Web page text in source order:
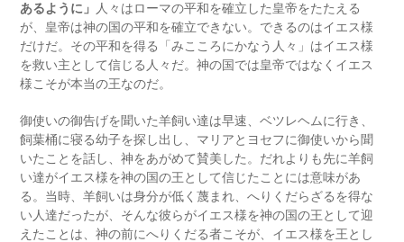
あるように」
人々はローマの平和を確立した皇帝をたたえる
が、皇帝は神の国の平和を確立できない。できるのはイエス様
だけだ。その平和を得る「みこころにかなう人々」はイエス様
を救い主として信じる人々だ。神の国では皇帝ではなくイエス
様こそが本当の王なのだ。
御使いの御告げを聞いた羊飼い達は早速、ベツレヘムに行き、
飼葉桶に寝る幼子を探し出し、マリアとヨセフに御使いから聞
いたことを話し、神をあがめて賛美した。だれよりも先に羊飼
い達がイエス様を神の国の王として信じたことには意味があ
る。当時、羊飼いは身分が低く蔑まれ、へりくだらざるを得な
い人達だったが、そんな彼らがイエス様を神の国の王として迎
えたことは、神の前にへりくだる者こそが、イエス様を王とし